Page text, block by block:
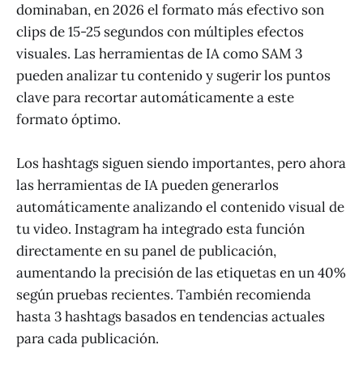
dominaban, en 2026 el formato más efectivo son
clips de 15-25 segundos con múltiples efectos
visuales. Las herramientas de IA como SAM 3
pueden analizar tu contenido y sugerir los puntos
clave para recortar automáticamente a este
formato óptimo.
Los hashtags siguen siendo importantes, pero ahora
las herramientas de IA pueden generarlos
automáticamente analizando el contenido visual de
tu video. Instagram ha integrado esta función
directamente en su panel de publicación,
aumentando la precisión de las etiquetas en un 40%
según pruebas recientes. También recomienda
hasta 3 hashtags basados en tendencias actuales
para cada publicación.